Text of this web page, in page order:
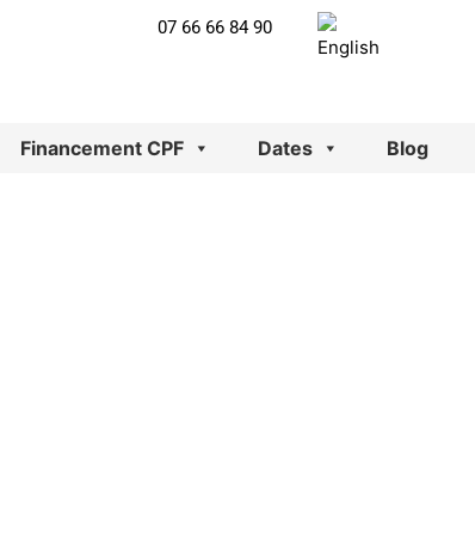
07 66 66 84 90
Financement CPF Dates Blog